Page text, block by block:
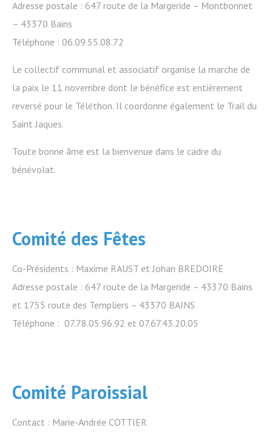
Adresse postale : 647 route de la Margeride – Montbonnet
– 43370 Bains
Téléphone : 06.09.55.08.72
Le collectif communal et associatif organise la marche de
la paix le 11 novembre dont le bénéfice est entièrement
reversé pour le Téléthon. Il coordonne également le Trail du
Saint Jaques.
Toute bonne âme est la bienvenue dans le cadre du
bénévolat.
Comité des Fêtes
Co-Présidents : Maxime RAUST et Johan BREDOIRE
Adresse postale : 647 route de la Margeride – 43370 Bains
et 1755 route des Templiers – 43370 BAINS
Téléphone : 07.78.05.96.92 et 07.67.43.20.05
Comité Paroissial
Contact : Marie-Andrée COTTIER